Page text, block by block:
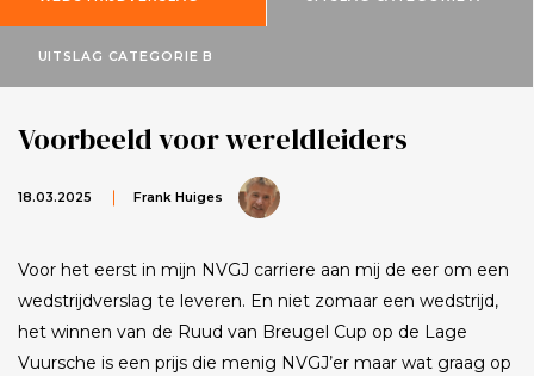
UITSLAG CATEGORIE B
Voorbeeld voor wereldleiders
18.03.2025 Frank Huiges
Voor het eerst in mijn NVGJ carriere aan mij de eer om een
wedstrijdverslag te leveren. En niet zomaar een wedstrijd,
het winnen van de Ruud van Breugel Cup op de Lage
Vuursche is een prijs die menig NVGJ’er maar wat graag op